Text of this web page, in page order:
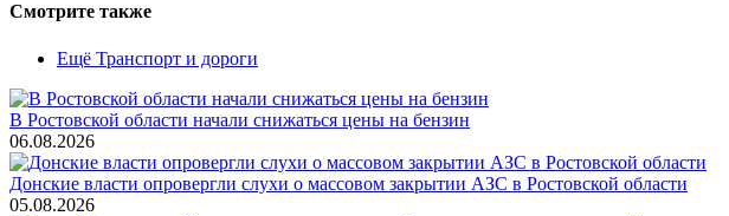
Смотрите также
Ещё Транспорт и дороги
В Ростовской области начали снижаться цены на бензин
06.08.2026
Донские власти опровергли слухи о массовом закрытии АЗС в Ростовской области
05.08.2026